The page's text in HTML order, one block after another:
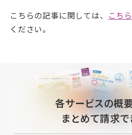
こちらの記事に関しては、 こちら
ください。
各サービスの概
まとめて請求で